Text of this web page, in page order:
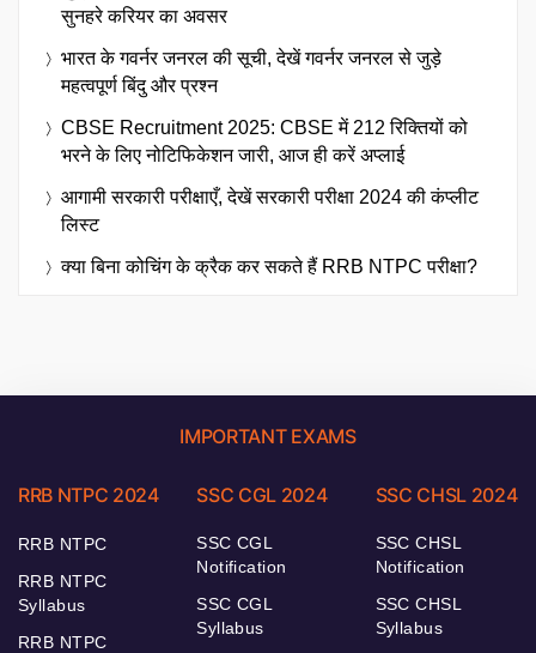
सुनहरे करियर का अवसर
भारत के गवर्नर जनरल की सूची, देखें गवर्नर जनरल से जुड़े
महत्वपूर्ण बिंदु और प्रश्न
CBSE Recruitment 2025: CBSE में 212 रिक्तियों को
भरने के लिए नोटिफिकेशन जारी, आज ही करें अप्लाई
आगामी सरकारी परीक्षाएँ, देखें सरकारी परीक्षा 2024 की कंप्लीट
लिस्ट
क्या बिना कोचिंग के क्रैक कर सकते हैं RRB NTPC परीक्षा?
IMPORTANT EXAMS
RRB NTPC 2024
RRB NTPC
RRB NTPC
Syllabus
RRB NTPC
SSC CGL 2024
SSC CGL
Notification
SSC CGL
Syllabus
SSC CHSL 2024
SSC CHSL
Notification
SSC CHSL
Syllabus